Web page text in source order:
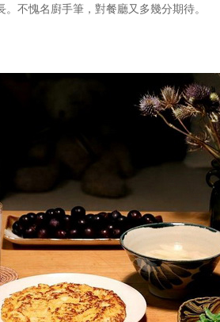
不愧名廚手筆，對餐廳又多幾分期待。